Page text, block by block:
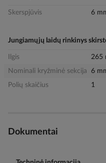
Skerspjūvis 6
Jungiamųjų laidų rinkinys
Ilgis
265
Nominali kryžminė sekcija
6
Polių skaičius
1
Dokumentai